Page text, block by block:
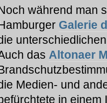
während man
Galerie
das Altonaer
Medien- und
in